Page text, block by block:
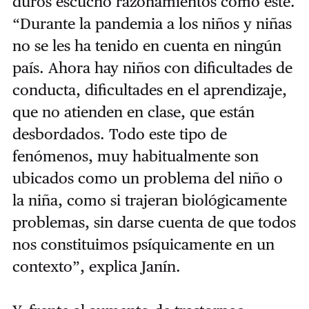
“Durante la pandemia a los niños y niñas
no se les ha tenido en cuenta en ningún
país. Ahora hay niños con dificultades de
conducta, dificultades en el aprendizaje,
que no atienden en clase, que están
desbordados. Todo este tipo de
fenómenos, muy habitualmente son
ubicados como un problema del niño o
la niña, como si trajeran biológicamente
problemas, sin darse cuenta de que todos
nos constituimos psíquicamente en un
contexto”, explica Janín.